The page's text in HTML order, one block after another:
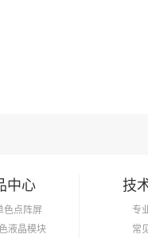
中心
色点阵屏
液晶模块
技
专
常